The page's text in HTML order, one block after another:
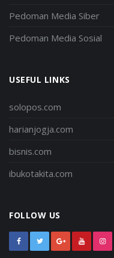
Pedoman Media Siber
Pedoman Media Sosial
USEFUL LINKS
solopos.com
harianjogja.com
bisnis.com
ibukotakita.com
FOLLOW US